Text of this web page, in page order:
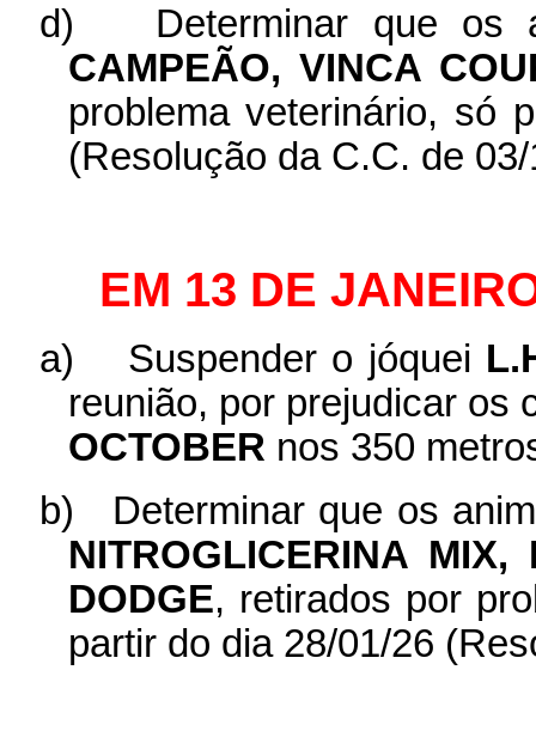
d)
Determinar que os
CAMPEÃO, VINCA
problema veterinário, só
(Resolução da C.C. de
EM 13 DE
a) Suspender o jóquei
reunião, por prejudicar os
OCTOBER nos 350
b)
Determinar que os
NITROGLICERINA
DODGE, retirados por
partir do dia 28/01/26